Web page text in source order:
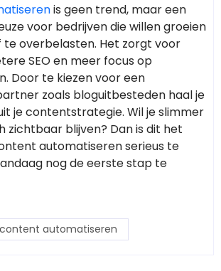
is geen trend, maar een
voor bedrijven die willen groeien
te overbelasten. Het zorgt voor
SEO en meer focus op
Door te kiezen voor een
zoals bloguitbesteden haal je
je contentstrategie. Wil je slimmer
zichtbaar blijven? Dan is dit het
automatiseren serieus te
nog de eerste stap te
content automatiseren